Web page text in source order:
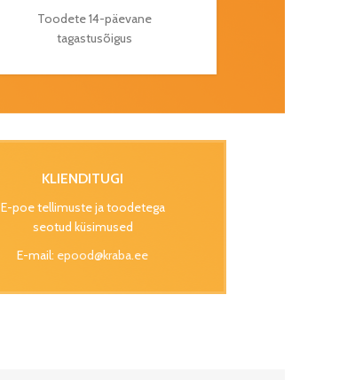
Toodete 14-päevane
tagastusõigus
KLIENDITUGI
E-poe tellimuste ja toodetega
seotud küsimused
E-mail: epood@kraba.ee